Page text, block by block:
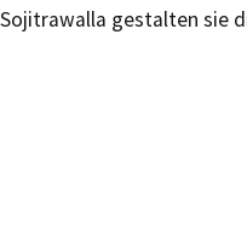
Sojitrawalla gestalten sie